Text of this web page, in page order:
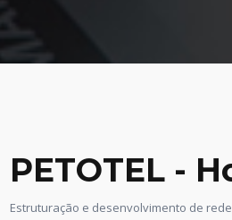
PETOTEL -
Estruturação e desenvolvimento de